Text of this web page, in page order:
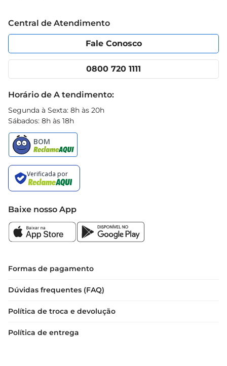
Política de Privacidade
Portal do fornecedor
Cencosud Media
Código de Ética
App Prezunic
Central de Atendimento
Fale Conosco
0800 720 1111
Horário de A tendimento:
Segunda à Sexta: 8h às 20h
Sábados: 8h às 18h
Baixe nosso App
Formas de pagamento
Dúvidas frequentes (FAQ)
Política de troca e devolução
Política de entrega